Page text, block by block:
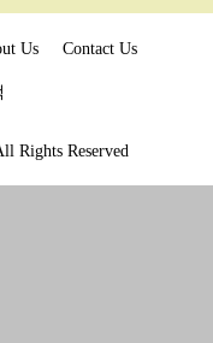
Us Contact Us
Rights Reserved